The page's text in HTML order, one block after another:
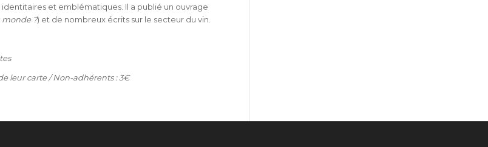
et emblématiques. Il a publié un ouvrage
monde ?) et de nombreux écrits sur le secteur du vin.
leur carte / Non-adhérents : 3€